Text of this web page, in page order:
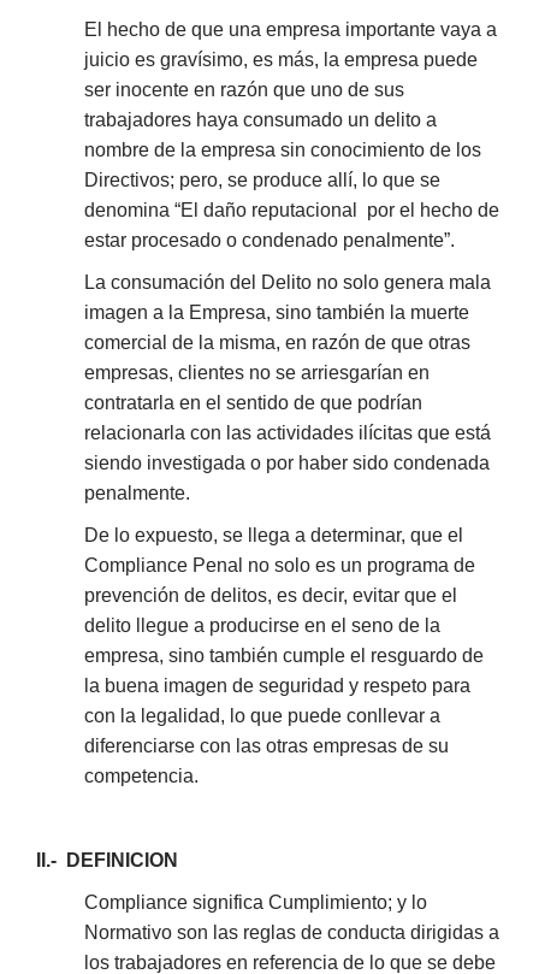
El hecho de que una empresa importante vaya a
juicio es gravísimo, es más, la empresa puede
ser inocente en razón que uno de sus
trabajadores haya consumado un delito a
nombre de la empresa sin conocimiento de los
Directivos; pero, se produce allí, lo que se
denomina “El daño reputacional por el hecho de
estar procesado o condenado penalmente”.
La consumación del Delito no solo genera mala
imagen a la Empresa, sino también la muerte
comercial de la misma, en razón de que otras
empresas, clientes no se arriesgarían en
contratarla en el sentido de que podrían
relacionarla con las actividades ilícitas que está
siendo investigada o por haber sido condenada
penalmente.
De lo expuesto, se llega a determinar, que el
Compliance Penal no solo es un programa de
prevención de delitos, es decir, evitar que el
delito llegue a producirse en el seno de la
empresa, sino también cumple el resguardo de
la buena imagen de seguridad y respeto para
con la legalidad, lo que puede conllevar a
diferenciarse con las otras empresas de su
competencia.
II.- DEFINICION
Compliance significa Cumplimiento; y lo
Normativo son las reglas de conducta dirigidas a
los trabajadores en referencia de lo que se debe